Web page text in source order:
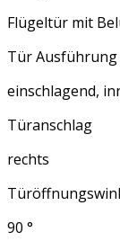
Flügeltür mit
Tür Ausführung
einschlagend,
Türanschlag
rechts
90 °